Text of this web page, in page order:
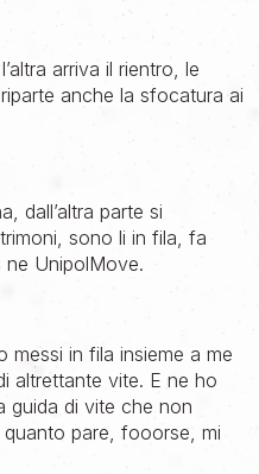
arriva il rientro, le
anche la sfocatura ai
dall’altra parte si
sono li in fila, fa
UnipolMove.
messi in fila insieme a me
altrettante vite. E ne ho
guida di vite che non
pare, fooorse, mi